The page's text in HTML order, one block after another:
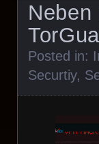
Posted in:
Securtiy,